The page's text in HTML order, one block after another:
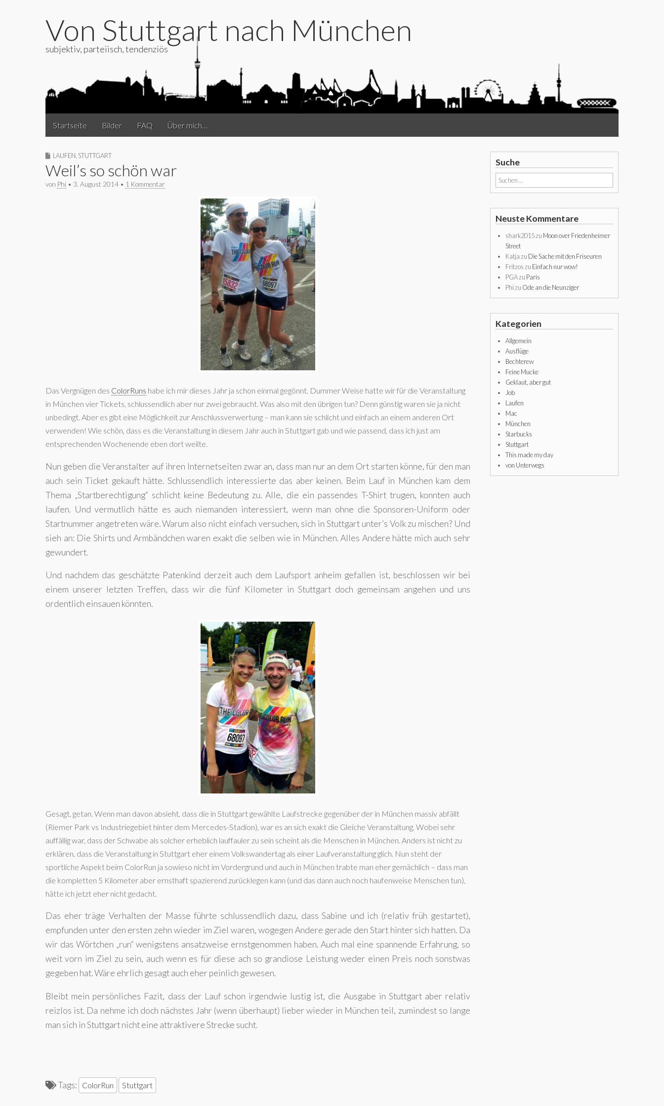
Von Stuttgart nach München
subjektiv, parteiisch, tendenziös
Main
menu
Startseite Bilder FAQ Über mich…
LAUFEN, STUTTGART
Weil’s so schön war
von Phi • 3. August 2014 • 1 Kommentar
Das Vergnügen des ColorRuns habe ich mir dieses Jahr ja schon einmal gegönnt. Dummer Weise hatte wir für die Veranstaltung
in München vier Tickets, schlussendlich aber nur zwei gebraucht. Was also mit den übrigen tun? Denn günstig waren sie ja nicht
unbedingt. Aber es gibt eine Möglichkeit zur Anschlussverwertung – man kann sie schlicht und einfach an einem anderen Ort
verwenden! Wie schön, dass es die Veranstaltung in diesem Jahr auch in Stuttgart gab und wie passend, dass ich just am
entsprechenden Wochenende eben dort weilte.
Nun geben die Veranstalter auf ihren Internetseiten zwar an, dass man nur an dem Ort starten könne, für den man
auch sein Ticket gekauft hätte. Schlussendlich interessierte das aber keinen. Beim Lauf in München kam dem
Thema „Startberechtigung“ schlicht keine Bedeutung zu. Alle, die ein passendes T-Shirt trugen, konnten auch
laufen. Und vermutlich hätte es auch niemanden interessiert, wenn man ohne die Sponsoren-Uniform oder
Startnummer angetreten wäre. Warum also nicht einfach versuchen, sich in Stuttgart unter’s Volk zu mischen? Und
sieh an: Die Shirts und Armbändchen waren exakt die selben wie in München. Alles Andere hätte mich auch sehr
gewundert.
Und nachdem das geschätzte Patenkind derzeit auch dem Laufsport anheim gefallen ist, beschlossen wir bei
einem unserer letzten Treffen, dass wir die fünf Kilometer in Stuttgart doch gemeinsam angehen und uns
ordentlich einsauen könnten.
Gesagt, getan. Wenn man davon absieht, dass die in Stuttgart gewählte Laufstrecke gegenüber der in München massiv abfällt
(Riemer Park vs Industriegebiet hinter dem Mercedes-Stadion), war es an sich exakt die Gleiche Veranstaltung. Wobei sehr
auffällig war, dass der Schwabe als solcher erheblich lauffauler zu sein scheint als die Menschen in München. Anders ist nicht zu
erklären, dass die Veranstaltung in Stuttgart eher einem Volkswandertag als einer Laufveranstaltung glich. Nun steht der
sportliche Aspekt beim ColorRun ja sowieso nicht im Vordergrund und auch in München trabte man eher gemächlich – dass man
die kompletten 5 Kilometer aber ernsthaft spazierend zurücklegen kann (und das dann auch noch haufenweise Menschen tun),
hätte ich jetzt eher nicht gedacht.
Das eher träge Verhalten der Masse führte schlussendlich dazu, dass Sabine und ich (relativ früh gestartet),
empfunden unter den ersten zehn wieder im Ziel waren, wogegen Andere gerade den Start hinter sich hatten. Da
wir das Wörtchen „run“ wenigstens ansatzweise ernstgenommen haben. Auch mal eine spannende Erfahrung, so
weit vorn im Ziel zu sein, auch wenn es für diese ach so grandiose Leistung weder einen Preis noch sonstwas
gegeben hat. Wäre ehrlich gesagt auch eher peinlich gewesen.
Bleibt mein persönliches Fazit, dass der Lauf schon irgendwie lustig ist, die Ausgabe in Stuttgart aber relativ
reizlos ist. Da nehme ich doch nächstes Jahr (wenn überhaupt) lieber wieder in München teil, zumindest so lange
man sich in Stuttgart nicht eine attraktivere Strecke sucht.
Tags: ColorRun Stuttgart
Suche
Suchen
nach:
Neuste Kommentare
shark2015zu Moon over Friedenheimer
Street
Katjazu Die Sache mit den Friseuren
Fritzoszu Einfach nur wow!
PGAzu Paris
Phizu Ode an die Neunziger
Kategorien
Allgemein
Ausflüge
Bechterew
Feine Mucke
Geklaut, aber gut
Job
Laufen
Mac
München
Starbucks
Stuttgart
This made my day
von Unterwegs